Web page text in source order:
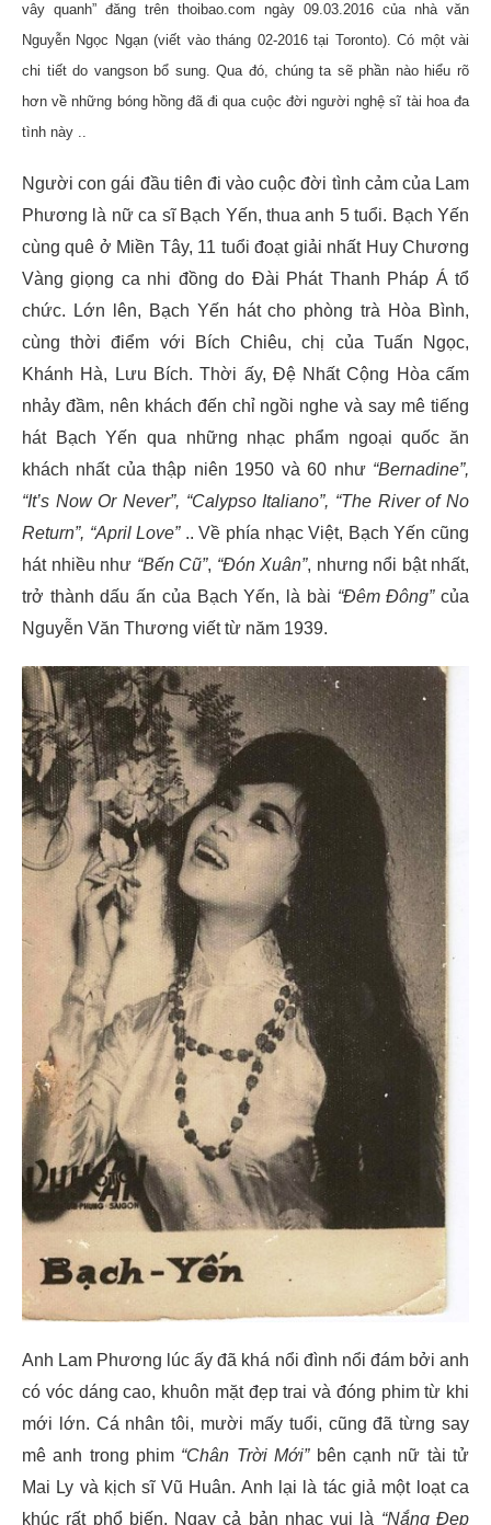
vây quanh” đăng trên thoibao.com ngày 09.03.2016 của nhà văn
Nguyễn Ngọc Ngạn (viết vào tháng 02-2016 tại Toronto). Có một vài
chi tiết do vangson bổ sung. Qua đó, chúng ta sẽ phần nào hiểu rõ
hơn về những bóng hồng đã đi qua cuộc đời người nghệ sĩ tài hoa đa
tình này ..
Người con gái đầu tiên đi vào cuộc đời tình cảm của Lam
Phương là nữ ca sĩ Bạch Yến, thua anh 5 tuổi. Bạch Yến
cùng quê ở Miền Tây, 11 tuổi đoạt giải nhất Huy Chương
Vàng giọng ca nhi đồng do Đài Phát Thanh Pháp Á tổ
chức. Lớn lên, Bạch Yến hát cho phòng trà Hòa Bình,
cùng thời điểm với Bích Chiêu, chị của Tuấn Ngọc,
Khánh Hà, Lưu Bích. Thời ấy, Đệ Nhất Cộng Hòa cấm
nhảy đầm, nên khách đến chỉ ngồi nghe và say mê tiếng
hát Bạch Yến qua những nhạc phẩm ngoại quốc ăn
khách nhất của thập niên 1950 và 60 như “Bernadine”,
“It’s Now Or Never”, “Calypso Italiano”, “The River of No
Return”, “April Love”.. Về phía nhạc Việt, Bạch Yến cũng
hát nhiều như “Bến Cũ”, “Đón Xuân”, nhưng nổi bật nhất,
trở thành dấu ấn của Bạch Yến, là bài “Đêm Đông”của
Nguyễn Văn Thương viết từ năm 1939.
Anh Lam Phương lúc ấy đã khá nổi đình nổi đám bởi anh
có vóc dáng cao, khuôn mặt đẹp trai và đóng phim từ khi
mới lớn. Cá nhân tôi, mười mấy tuổi, cũng đã từng say
mê anh trong phim “Chân Trời Mới”bên cạnh nữ tài tử
Mai Ly và kịch sĩ Vũ Huân. Anh lại là tác giả một loạt ca
khúc rất phổ biến. Ngay cả bản nhạc vui là “Nắng Đẹp